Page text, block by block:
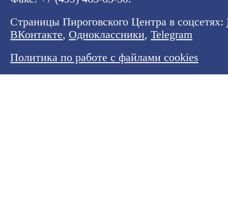
Страницы Пироговского Центра в соцсетях:
ВКонтакте, Одноклассники, Telegram
Политика по работе с файлами cookies